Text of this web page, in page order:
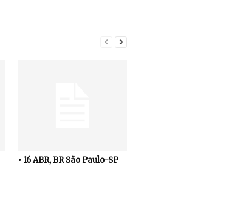
• 16 ABR, BR São Paulo-SP